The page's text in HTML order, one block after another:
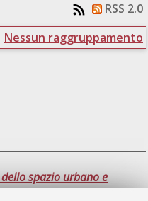
RSS 2.0
Nessun raggruppamento
spazio urbano e
Alma Mater Studiorum